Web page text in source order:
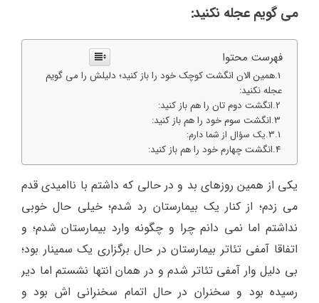
می گویم عجله نکنید:
فهرست محتوا
همین الان انگشت کوچک خود را باز کنید؛ دلیلش را می گویم
عجله نکنید:
انگشت دوم تان را هم باز کنید:
انگشت سوم خود را هم باز کنید:
یک سؤال از شما دارم:
انگشت چهارم خود را هم باز کنید:
یکی از همین روزهای بد و در حالی که داشتم با ناامیدی قدم
می زدم؛ از کنار یک بیمارستان رد شدم؛ خیلی حال خوبی
نداشتم اما نمی دانم چرا و چگونه وارد بیمارستان شدم؛ و
اتفاقا آمفی تئاتر بیمارستان در حال برگزاری یک سمینار بود؛
بی دلیل وار آمفی تئاتر شدم و در همان انتها نشستم اما دیر
رسیده بود و سخنران در حال اتمام سخنرانی اش بود و